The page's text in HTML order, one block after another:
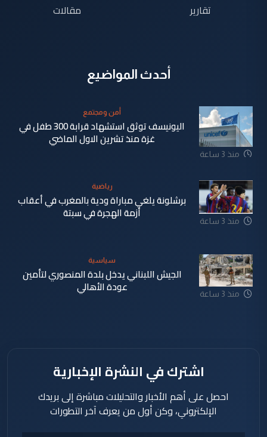
تقارير
مقالات
أحدث المواضيع
منذ 3 ساعة
أمن ومجتمع
اليونيسف توثق استشهاد قرابة 300 طفل في
غزة منذ تشرين الاول الماضي
منذ 3 ساعة
رياضية
برشلونة يلغي مباراة ودية بالمغرب في أعقاب
أزمة الهجرة في سبتة
منذ 3 ساعة
سياسية
الجيش اللبناني يدخل بلدة المنصوري لتأمين
عودة الأهالي
اشترك في النشرة الإخبارية
احصل على أهم الأخبار والتحليلات مباشرة إلى بريدك
الإلكتروني، وكن أول من يعرف آخر التطورات